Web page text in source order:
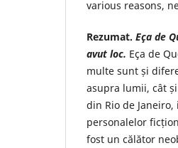
various reasons,
Rezumat. Eça de
avut loc. Eça de
multe sunt și
asupra lumii, cât
din Rio de
personalelor
fost un călător